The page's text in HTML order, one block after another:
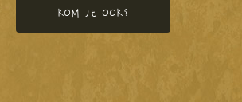
kom je ook?